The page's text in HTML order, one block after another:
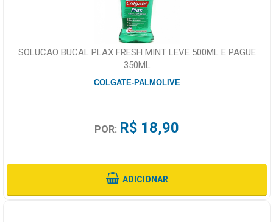
SOLUCAO BUCAL PLAX FRESH MINT LEVE 500ML E PAGUE
350ML
COLGATE-PALMOLIVE
POR: R$ 18,90
ADICIONAR